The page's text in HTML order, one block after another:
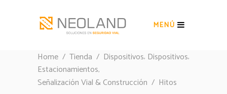
MENÚ
Home / Tienda / Dispositivos, Dispositivos,
Estacionamientos,
Señalización Vial & Construcción / Hitos